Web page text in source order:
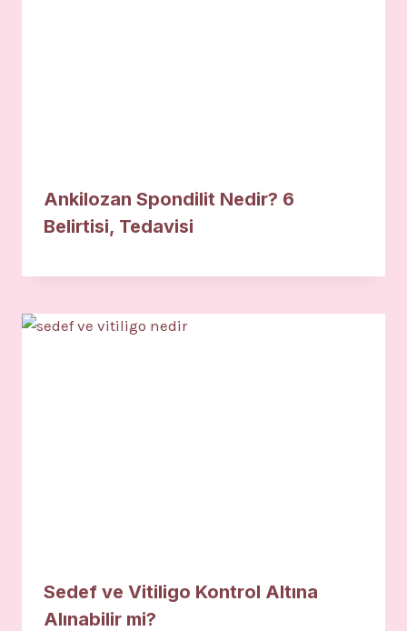
Ankilozan Spondilit Nedir? 6
Belirtisi, Tedavisi
Sedef ve Vitiligo Kontrol Altına
Alınabilir mi?